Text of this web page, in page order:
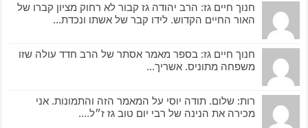
חנוך חיים גז: הרב יהודה גז קבור לא רחוק מציון קברו של
האור החיים הקדוש. לידו קבר של אשתו ונכדת...
חנוך חיים גז: בספר מאמר אסתר של הרב חדד עולה שזו
משפחה מתוניס. אשריך...
רות: שלום. תודה יוסי על המאמר הזה והתמונות. אני
מכירה את הנינה של רבי יום טוב גז ז״ל....